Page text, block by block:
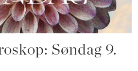
Søndag 9.